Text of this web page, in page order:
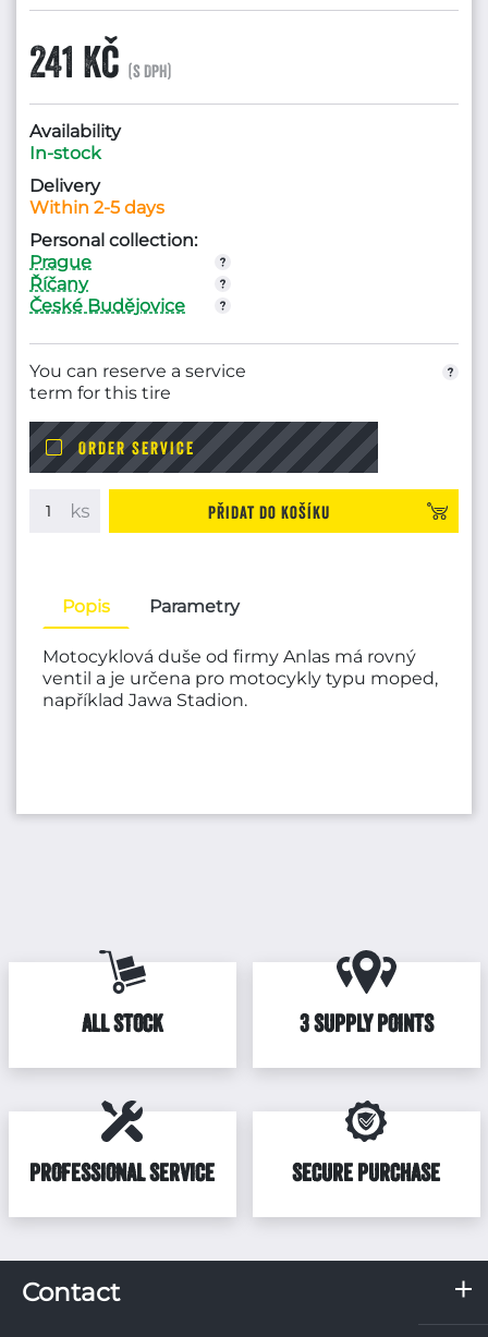
241 Kč (s DPH)
Availability
In-stock
Delivery
Within 2-5 days
Personal collection:
Prague
Říčany
České Budějovice
You can reserve a service
term for this tire
ORDER SERVICE
Přidat do košíku
Popis Parametry
Motocyklová duše od firmy Anlas má rovný
ventil a je určena pro motocykly typu moped,
například Jawa Stadion.
ALL STOCK 3 SUPPLY POINTS
PROFESSIONAL SERVICE SECURE PURCHASE
Contact